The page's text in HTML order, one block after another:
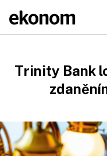
Trinity Bank